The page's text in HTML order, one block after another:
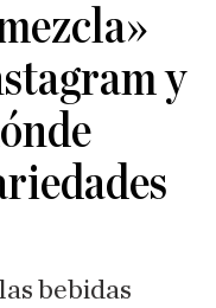
y
bebidas